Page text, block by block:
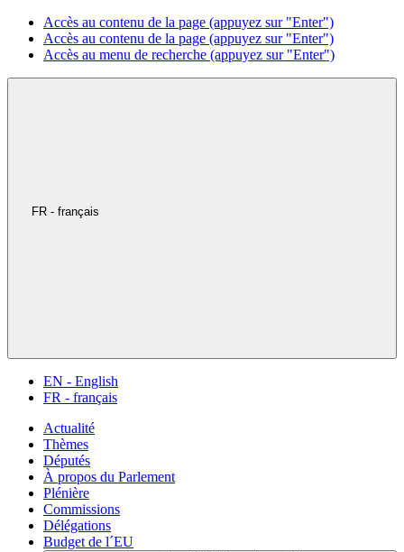
Accès au contenu de la page (appuyez sur "Enter")
Accès au contenu de la page (appuyez sur "Enter")
Accès au menu de recherche (appuyez sur "Enter")
FR - français
EN - English
FR - français
Actualité
Thèmes
Députés
À propos du Parlement
Plénière
Commissions
Délégations
Budget de l´EU